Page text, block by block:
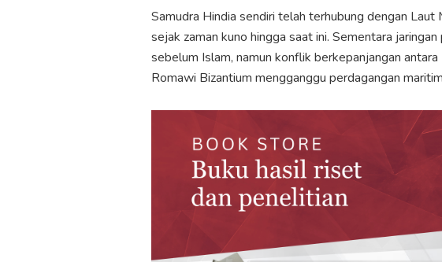
Samudra Hindia sendiri telah terhubung dengan
sejak zaman kuno hingga saat ini. Sementara
sebelum Islam, namun konflik berkepanjangan
Romawi Bizantium mengganggu perdagangan